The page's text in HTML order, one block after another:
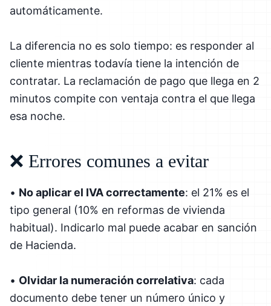
automáticamente.
La diferencia no es solo tiempo: es responder al
cliente mientras todavía tiene la intención de
contratar. La reclamación de pago que llega en 2
minutos compite con ventaja contra el que llega
esa noche.
❌ Errores comunes a evitar
• No aplicar el IVA correctamente: el 21% es el
tipo general (10% en reformas de vivienda
habitual). Indicarlo mal puede acabar en sanción
de Hacienda.
• Olvidar la numeración correlativa: cada
documento debe tener un número único y